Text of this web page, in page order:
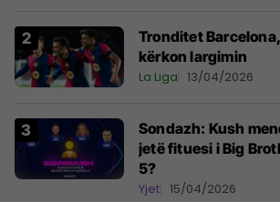
Tronditet
kërkon largimin
La Liga 13/04/2026
Sondazh: Kush
jetë fituesi i Big
5?
Yjet 15/04/2026